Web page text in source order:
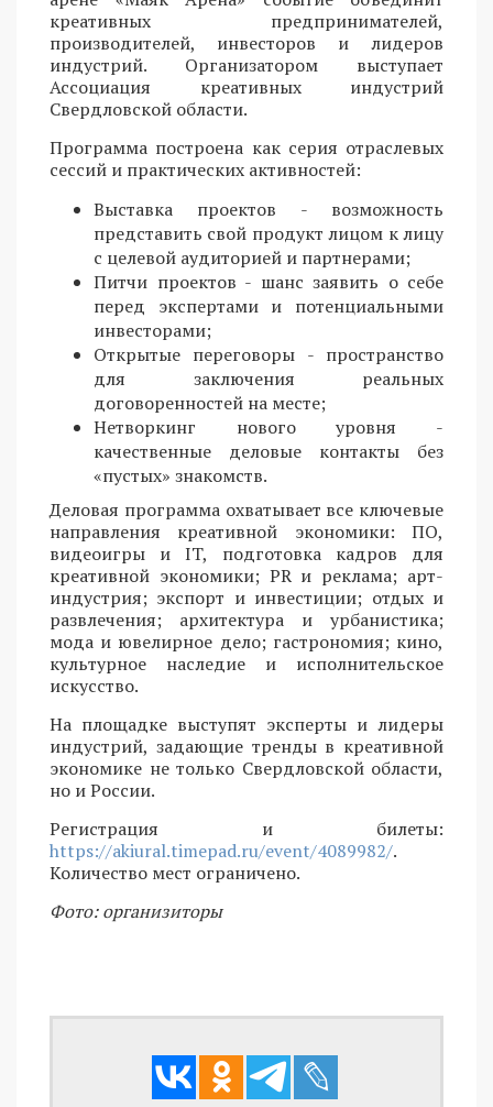
креативных предпринимателей,
производителей, инвесторов и лидеров
индустрий. Организатором выступает
Ассоциация креативных индустрий
Свердловской области.
Программа построена как серия отраслевых
сессий и практических активностей:
Выставка проектов - возможность
представить свой продукт лицом к лицу
с целевой аудиторией и партнерами;
Питчи проектов - шанс заявить о себе
перед экспертами и потенциальными
инвесторами;
Открытые переговоры - пространство
для заключения реальных
договоренностей на месте;
Нетворкинг нового уровня -
качественные деловые контакты без
«пустых» знакомств.
Деловая программа охватывает все ключевые
направления креативной экономики: ПО,
видеоигры и IT, подготовка кадров для
креативной экономики; PR и реклама; арт-
индустрия; экспорт и инвестиции; отдых и
развлечения; архитектура и урбанистика;
мода и ювелирное дело; гастрономия; кино,
культурное наследие и исполнительское
искусство.
На площадке выступят эксперты и лидеры
индустрий, задающие тренды в креативной
экономике не только Свердловской области,
но и России.
Регистрация и билеты:
https://akiural.timepad.ru/event/4089982/.
Количество мест ограничено.
Фото: организиторы